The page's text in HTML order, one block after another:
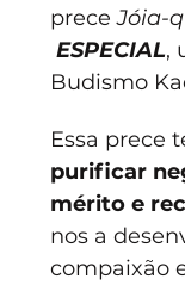
prece Jóia-
ESPECIAL,
Budismo
Essa prece
purificar
mérito e
nos a
compaixão